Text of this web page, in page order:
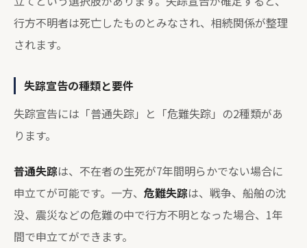
行方不明者は死亡したものとみなされ、相続関係が整理
されます。
失踪宣告の種類と要件
失踪宣告には「普通失踪」と「危難失踪」の2種類があ
ります。
普通失踪は、不在者の生死が7年間明らかでない場合に
申立てが可能です。一方、 危難失踪は、戦争、船舶の沈
没、震災などの危難の中で行方不明となった場合、1年
間で申立てができます。